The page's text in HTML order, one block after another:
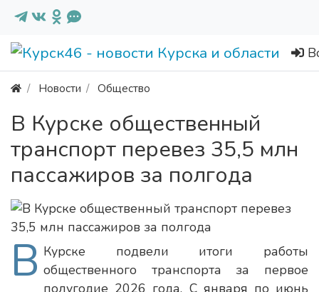
Новости Общество
В Курске общественный
транспорт перевез 35,5 млн
пассажиров за полгода
В Курске подвели итоги работы
общественного транспорта за первое
полугодие 2026 года. С января по июнь